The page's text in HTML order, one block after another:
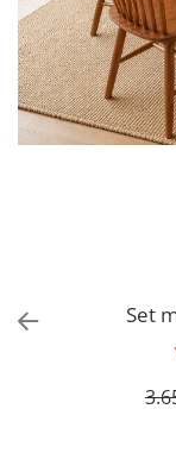
Set